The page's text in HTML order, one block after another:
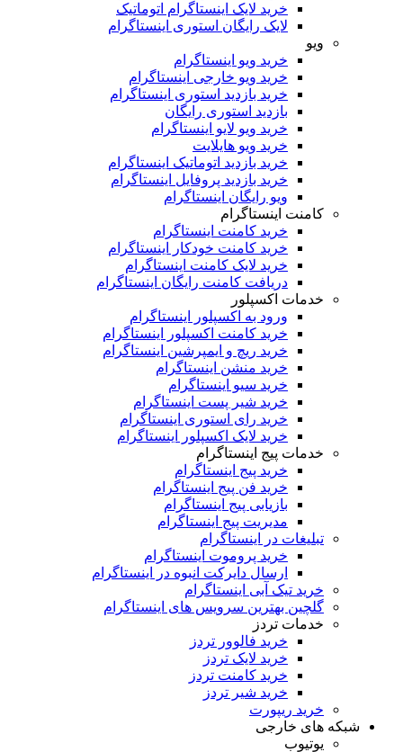
خرید لایک اینستاگرام اتوماتیک
لایک رایگان استوری اینستاگرام
ویو
خرید ویو اینستاگرام
خرید ویو خارجی اینستاگرام
خرید بازدید استوری اینستاگرام
بازدید استوری رایگان
خرید ویو لایو اینستاگرام
خرید ویو هایلایت
خرید بازدید اتوماتیک اینستاگرام
خرید بازدید پروفایل اینستاگرام
ویو رایگان اینستاگرام
کامنت اینستاگرام
خرید کامنت اینستاگرام
خرید کامنت خودکار اینستاگرام
خرید لایک کامنت اینستاگرام
دریافت کامنت رایگان اینستاگرام
خدمات اکسپلور
ورود به اکسپلور اینستاگرام
خرید کامنت اکسپلور اینستاگرام
خرید ریچ و ایمپرشین اینستاگرام
خرید منشن اینستاگرام
خرید سیو اینستاگرام
خرید شیر پست اینستاگرام
خرید رای استوری اینستاگرام
خرید لایک اکسپلور اینستاگرام
خدمات پیج اینستاگرام
خرید پیج اینستاگرام
خرید فن پیج اینستاگرام
بازیابی پیج اینستاگرام
مدیریت پیج اینستاگرام
تبلیغات در اینستاگرام
خرید پروموت اینستاگرام
ارسال دایرکت انبوه در اینستاگرام
خرید تیک آبی اینستاگرام
گلچین بهترین سرویس های اینستاگرام
خدمات تردز
خرید فالوور تردز
خرید لایک تردز
خرید کامنت تردز
خرید شیر تردز
خرید ریپورت
شبکه های خارجی
یوتیوب